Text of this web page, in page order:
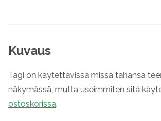
Kuvaus
Tagi on käytettävissä missä tahansa
näkymässä, mutta useimmiten sitä
ostoskorissa.